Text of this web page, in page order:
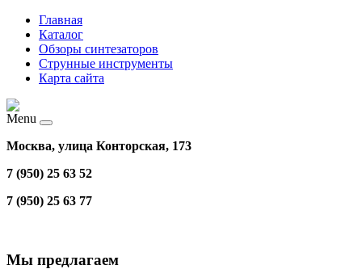
Главная
Каталог
Обзоры синтезаторов
Струнные инструменты
Карта сайта
Menu
Москва, улица Конторская, 173
7 (950) 25 63 52
7 (950) 25 63 77
Мы предлагаем